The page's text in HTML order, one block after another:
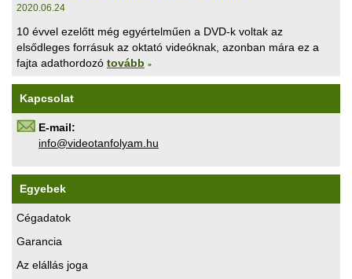
2020.06.24
10 évvel ezelőtt még egyértelműen a DVD-k voltak az
elsődleges forrásuk az oktató videóknak, azonban mára ez a
fajta adathordozó tovább »
Kapcsolat
E-mail:
uh.maylofnatoediv@ofni
Egyebek
Cégadatok
Garancia
Az elállás joga